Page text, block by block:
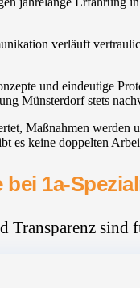
verläuft
und eindeutige
Münsterdorf stets
Maßnahmen werden
keine doppelten
bei 1a-
Transparenz sind